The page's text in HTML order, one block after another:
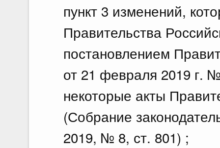
пункт 3 изменений,
Правительства
постановлением
от 21 февраля 2019 г.
некоторые акты
(Собрание
2019, № 8, ст. 801) ;